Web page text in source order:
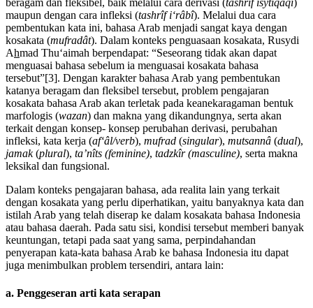
beragam dan fleksibel, baik melalui cara derivasi (tashrîf isytiqâqî)
maupun dengan cara infleksi (tashrîf iʻrâbî). Melalui dua cara
pembentukan kata ini, bahasa Arab menjadi sangat kaya dengan
kosakata (mufradât). Dalam konteks penguasaan kosakata, Rusydi
Ahmad Thuʻaimah berpendapat: “Seseorang tidak akan dapat
menguasai bahasa sebelum ia menguasai kosakata bahasa
tersebut”[3]. Dengan karakter bahasa Arab yang pembentukan
katanya beragam dan fleksibel tersebut, problem pengajaran
kosakata bahasa Arab akan terletak pada keanekaragaman bentuk
marfologis (wazan) dan makna yang dikandungnya, serta akan
terkait dengan konsep- konsep perubahan derivasi, perubahan
infleksi, kata kerja (afʻâl/verb), mufrad (singular), mutsannâ (dual),
jamak(plural), ta’nîts (feminine), tadzkîr (masculine), serta makna
leksikal dan fungsional.
Dalam konteks pengajaran bahasa, ada realita lain yang terkait
dengan kosakata yang perlu diperhatikan, yaitu banyaknya kata dan
istilah Arab yang telah diserap ke dalam kosakata bahasa Indonesia
atau bahasa daerah. Pada satu sisi, kondisi tersebut memberi banyak
keuntungan, tetapi pada saat yang sama, perpindahandan
penyerapan kata-kata bahasa Arab ke bahasa Indonesia itu dapat
juga menimbulkan problem tersendiri, antara lain:
a. Penggeseran arti kata serapan